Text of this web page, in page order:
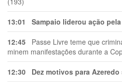
13:01 Sampaio liderou ação
12:45 Passe Livre teme que
minem manifestações durante a
12:30 Dez motivos para